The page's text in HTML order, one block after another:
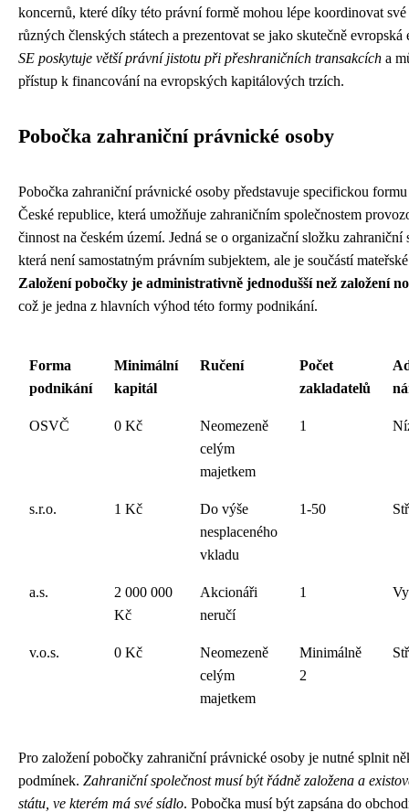
koncernů, které díky této právní formě mohou lépe koordinovat
různých členských státech a prezentovat se jako skutečně
SE poskytuje větší právní jistotu při přeshraničních transakcích a
přístup k financování na evropských kapitálových trzích.
Pobočka zahraniční právnické osoby
Pobočka zahraniční právnické osoby představuje specifickou
České republice, která umožňuje zahraničním společnostem
činnost na českém území. Jedná se o organizační složku zahraniční
která není samostatným právním subjektem, ale je součástí
Založení pobočky je administrativně jednodušší než založení
což je jedna z hlavních výhod této formy podnikání.
Forma
podnikání
Minimální
kapitál
Ručení
Počet
zakladatelů
OSVČ 0 Kč
Neomezeně
celým
majetkem
1
s.r.o. 1 Kč
Do výše
nesplaceného
vkladu
1-50
a.s.
2 000 000
Kč
Akcionáři
neručí
1
v.o.s. 0 Kč
Neomezeně
celým
majetkem
Minimálně
2
Pro založení pobočky zahraniční právnické osoby je nutné splnit
podmínek. Zahraniční společnost musí být řádně založena a
státu, ve kterém má své sídlo. Pobočka musí být zapsána do